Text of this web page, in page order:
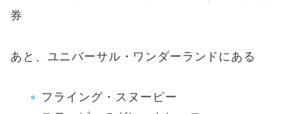
券
あと、ユニバーサル・ワンダーランドにある
フライング・スヌーピー